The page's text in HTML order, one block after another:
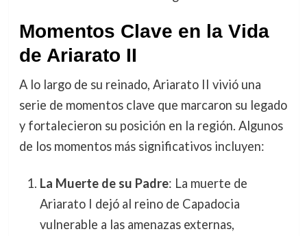
Momentos Clave en la Vida
de Ariarato II
A lo largo de su reinado, Ariarato II vivió una
serie de momentos clave que marcaron su legado
y fortalecieron su posición en la región. Algunos
de los momentos más significativos incluyen:
La Muerte de su Padre: La muerte de
Ariarato I dejó al reino de Capadocia
vulnerable a las amenazas externas,